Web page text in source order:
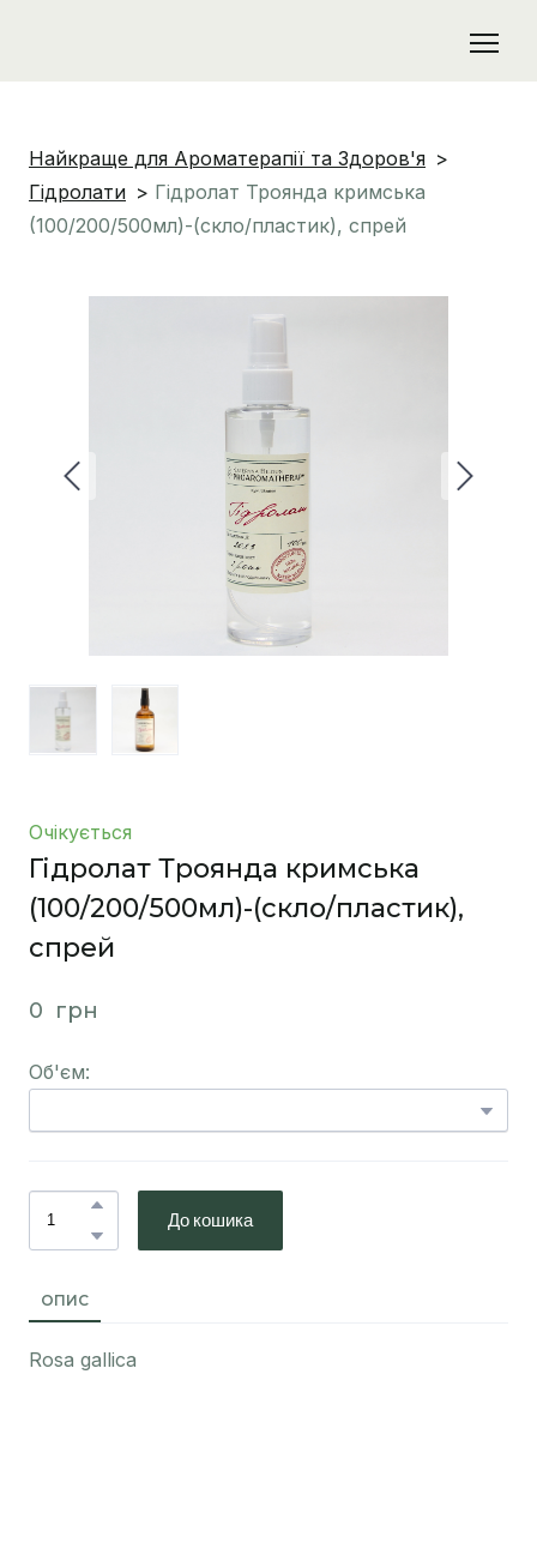
Найкраще для Ароматерапії та Здоров'я
Гідролати
Гідролат Троянда кримська
(100/200/500мл)-(скло/пластик), спрей
Очікується
Гідролат Троянда кримська
(100/200/500мл)-(скло/пластик),
спрей
0  грн
Об'єм:
До кошика
ОПИС
Rosa gallica